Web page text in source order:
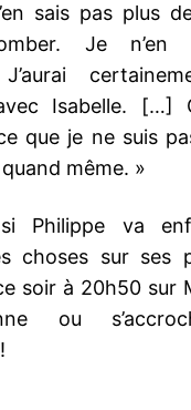
sais pas plus
Je n’en
Isabelle. […]
que je ne suis
quand même. »
Philippe va
choses sur ses
soir à 20h50 sur
ou